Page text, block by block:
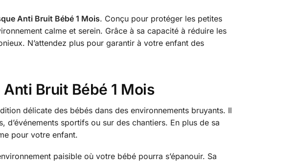
Anti Bruit Bébé 1 Mois. Conçu pour protéger les petites
calme et serein. Grâce à sa capacité à réduire les
N’attendez plus pour garantir à votre enfant des
Bruit Bébé 1 Mois
délicate des bébés dans des environnements bruyants. Il
sportifs ou sur des chantiers. En plus de sa
pour votre enfant.
paisible où votre bébé pourra s’épanouir. Sa